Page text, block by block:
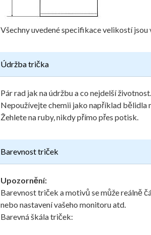
Všechny uvedené specifikace velikostí jsou
Údržba trička
Pár rad jak na údržbu a co nejdelší životnost.
Nepoužívejte chemii jako například bělidla
Žehlete na ruby, nikdy přímo přes potisk.
Barevnost triček
Upozornění:
Barevnost triček a motivů se může reálně
nebo nastavení vašeho monitoru atd.
Barevná škála triček: